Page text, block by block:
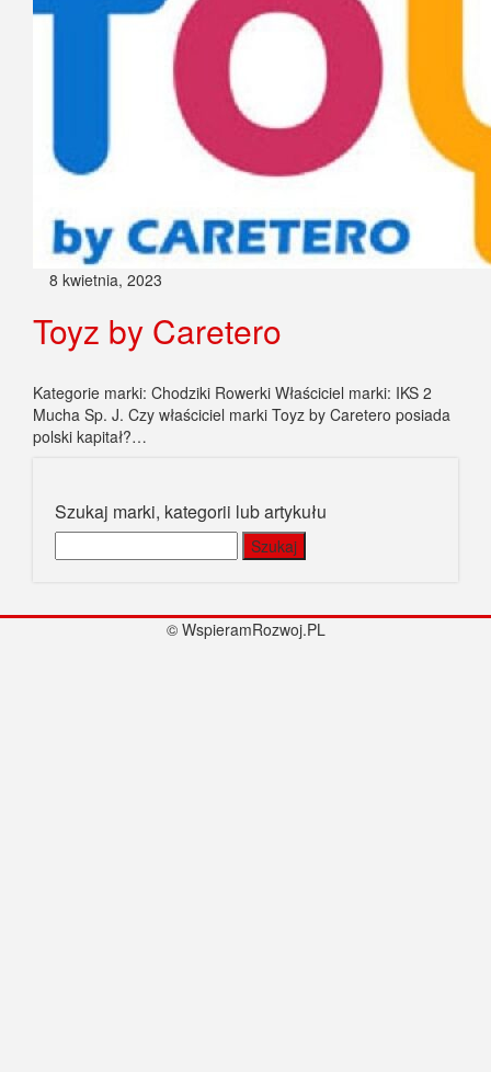
8 kwietnia, 2023
Toyz by Caretero
Kategorie marki: Chodziki Rowerki Właściciel marki: IKS 2
Mucha Sp. J. Czy właściciel marki Toyz by Caretero posiada
polski kapitał?…
Szukaj marki, kategorii lub artykułu
© WspieramRozwoj.PL